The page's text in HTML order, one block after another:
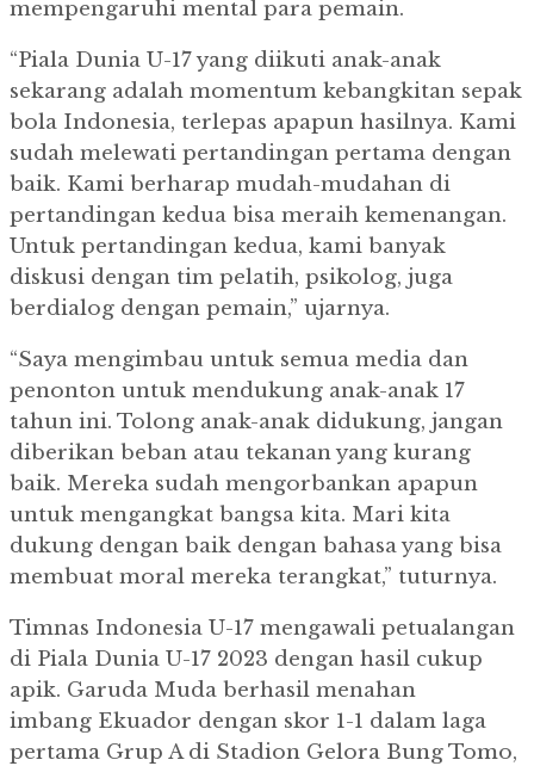
mempengaruhi mental para pemain.
“Piala Dunia U-17 yang diikuti anak-anak
sekarang adalah momentum kebangkitan sepak
bola Indonesia, terlepas apapun hasilnya. Kami
sudah melewati pertandingan pertama dengan
baik. Kami berharap mudah-mudahan di
pertandingan kedua bisa meraih kemenangan.
Untuk pertandingan kedua, kami banyak
diskusi dengan tim pelatih, psikolog, juga
berdialog dengan pemain,” ujarnya.
“Saya mengimbau untuk semua media dan
penonton untuk mendukung anak-anak 17
tahun ini. Tolong anak-anak didukung, jangan
diberikan beban atau tekanan yang kurang
baik. Mereka sudah mengorbankan apapun
untuk mengangkat bangsa kita. Mari kita
dukung dengan baik dengan bahasa yang bisa
membuat moral mereka terangkat,” tuturnya.
Timnas Indonesia U-17 mengawali petualangan
di Piala Dunia U-17 2023 dengan hasil cukup
apik. Garuda Muda berhasil menahan
imbang Ekuador dengan skor 1-1 dalam laga
pertama Grup A di Stadion Gelora Bung Tomo,